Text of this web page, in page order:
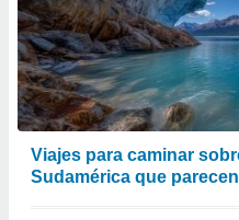
Viajes para caminar
Sudamérica que